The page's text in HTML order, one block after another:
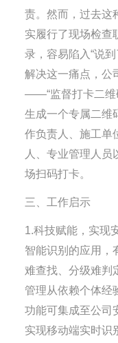
责。然而，过去这
实履行了现场检查
录，容易陷入“说
解决这一痛点，公
——“监督打卡二维
生成一个专属二维
作负责人、施工单
人、专业管理人
场扫码打卡。
三、工作启示
1.科技赋能，实现
智能识别的应用，
难查找、分级难判
管理从依赖个体经
功能可集成至公司
实现移动端实时识